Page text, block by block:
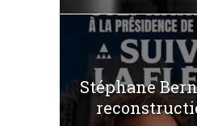
Stéphane